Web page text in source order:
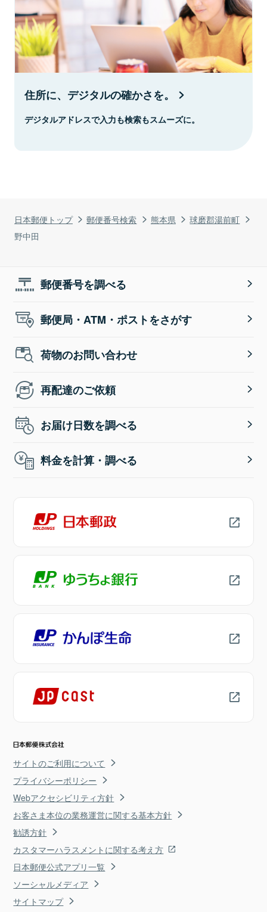
日本郵便トップ 郵便番号検索 熊本県
球磨郡湯前町
野中田
住所に、デジタルの確かさを。
デジタルアドレスで入力も検索もスムーズに。
郵便番号を調べる
郵便局・ATM・ポストをさがす
荷物のお問い合わせ
再配達のご依頼
お届け日数を調べる
料金を計算・調べる
サイトのご利用について
プライバシーポリシー
Webアクセシビリティ方針
お客さま本位の業務運営に関する基本方針
勧誘方針
カスタマーハラスメントに関する考え方
日本郵便公式アプリ一覧
ソーシャルメディア
サイトマップ